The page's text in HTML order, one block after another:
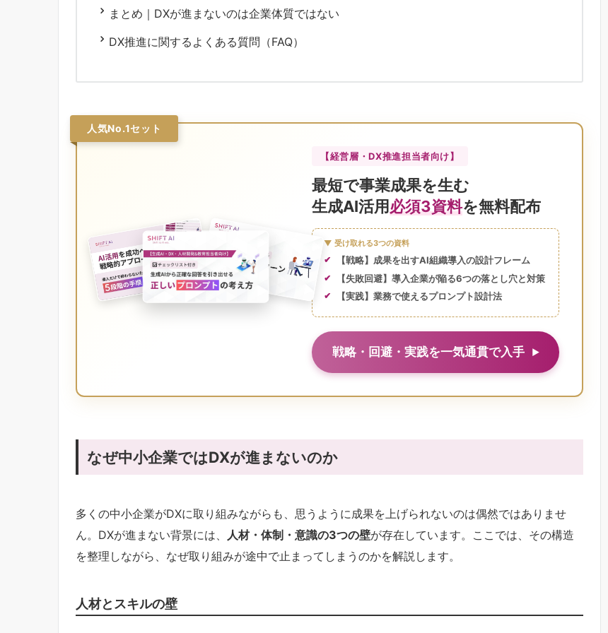
まとめ｜DXが進まないのは企業体質ではない
DX推進に関するよくある質問（FAQ）
人気No.1セット
【経営層・DX推進担当者向け】
最短で事業成果を生む
生成AI活用必須3資料を無料配布
▼ 受け取れる3つの資料
【戦略】成果を出すAI組織導入の設計フレーム
【失敗回避】導入企業が陥る6つの落とし穴と対策
【実践】業務で使えるプロンプト設計法
戦略・回避・実践を一気通貫で入手
なぜ中小企業ではDXが進まないのか
多くの中小企業がDXに取り組みながらも、思うように成果を上げられないのは偶然ではありませ
ん。DXが進まない背景には、
人材・体制・意識の3つの壁が存在しています。ここでは、その構造
を整理しながら、なぜ取り組みが途中で止まってしまうのかを解説します。
人材とスキルの壁